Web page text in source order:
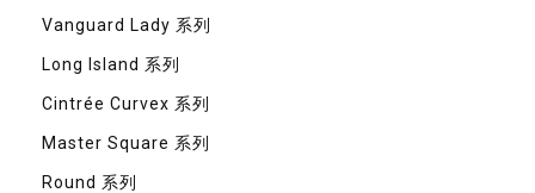
Vanguard Lady 系列
Long Island 系列
Cintrée Curvex 系列
Master Square 系列
Round 系列